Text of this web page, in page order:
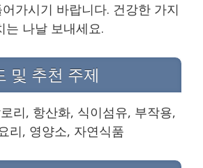
가시기 바랍니다. 건강한 가지
는 나날 보내세요.
및 추천 주제
리, 항산화, 식이섬유, 부작용,
리, 영양소, 자연식품